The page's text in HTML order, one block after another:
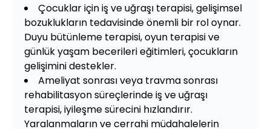
Çocuklar için iş ve uğraşı terapisi, gelişimsel
bozuklukların tedavisinde önemli bir rol oynar.
Duyu bütünleme terapisi, oyun terapisi ve
günlük yaşam becerileri eğitimleri, çocukların
gelişimini destekler.
Ameliyat sonrası veya travma sonrası
rehabilitasyon süreçlerinde iş ve uğraşı
terapisi, iyileşme sürecini hızlandırır.
Yaralanmaların ve cerrahi müdahalelerin